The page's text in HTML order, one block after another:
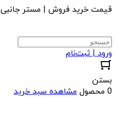
قیمت خرید فروش | مستر جانبی
ورود | ثبت‌نام
بستن
0 محصول
مشاهده سبد خرید